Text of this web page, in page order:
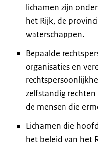
lichamen zijn
het Rijk, de
waterschappen.
Bepaalde
organisaties en
zelfstandig
de mensen die
Lichamen die
het beleid van het